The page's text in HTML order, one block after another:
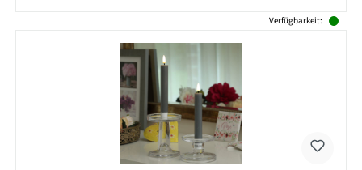
Verfügbarkeit: